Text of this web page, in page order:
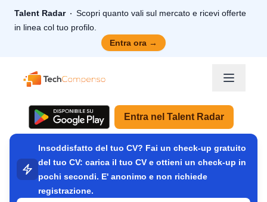
Talent Radar
Scopri quanto vali sul mercato e ricevi offerte
in linea col tuo profilo.
Entra ora →
TechCompenso
Entra nel Talent Radar
Insoddisfatto del tuo CV? Fai un check-up gratuito
del tuo CV: carica il tuo CV e ottieni un check-up in
pochi secondi. E' anonimo e non richiede
registrazione.